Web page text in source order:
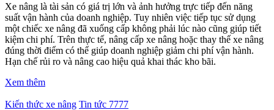
Xe nâng là tài sản có giá trị lớn và ảnh hưởng trực tiếp đến năng
suất vận hành của doanh nghiệp. Tuy nhiên việc tiếp tục sử dụng
một chiếc xe nâng đã xuống cấp không phải lúc nào cũng giúp tiết
kiệm chi phí. Trên thực tế, nâng cấp xe nâng hoặc thay thế xe nâng
đúng thời điểm có thể giúp doanh nghiệp giảm chi phí vận hành.
Hạn chế rủi ro và nâng cao hiệu quả khai thác kho bãi.
Xem thêm
Kiến thức xe nâng Tin tức 7777